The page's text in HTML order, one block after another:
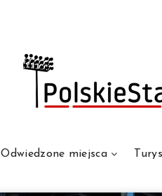
Odwiedzone miejsca